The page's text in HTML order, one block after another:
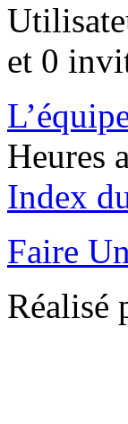
et 0
Heures
Index
Faire
Réalisé